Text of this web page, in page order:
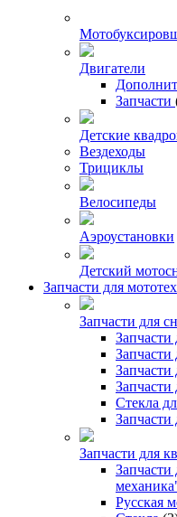
Двигатели
Запчасти
Детские
Вездеходы
Трициклы
Велосипеды
Аэроустановки
Детский
Запчасти для
Запчасти для
Запчасти
Запчасти
Запчасти
Запчасти
Стекла
Запчасти для
Запчасти
Русская